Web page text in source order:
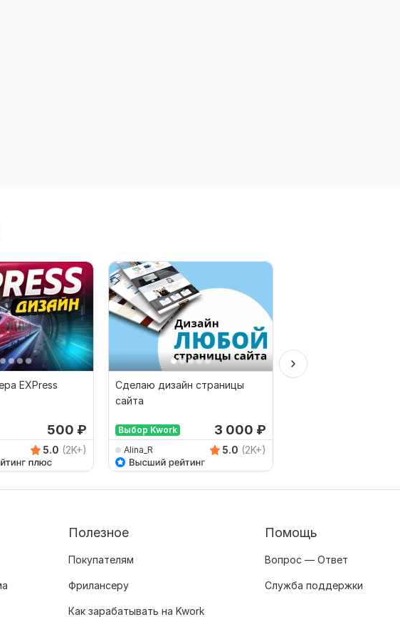
EXPress
500 ₽
5.0 (2K+)
Сделаю дизайн страницы
сайта
Выбор Kwork 3 000 ₽
Alina_R 5.0 (2K+)
Полезное
Покупателям
Фрилансеру
Как зарабатывать на Kwork
Помощь
Вопрос — Ответ
Служба поддержки